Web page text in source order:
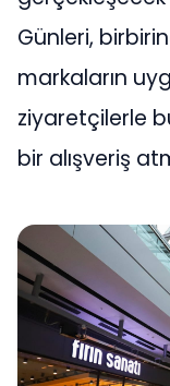
Günleri,
markaların
ziyaretçilerle
bir alışveriş